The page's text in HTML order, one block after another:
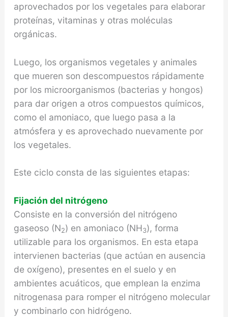
aprovechados por los vegetales para elaborar
proteínas, vitaminas y otras moléculas
orgánicas.
Luego, los organismos vegetales y animales
que mueren son descompuestos rápidamente
por los microorganismos (bacterias y hongos)
para dar origen a otros compuestos químicos,
como el amoniaco, que luego pasa a la
atmósfera y es aprovechado nuevamente por
los vegetales.
Este ciclo consta de las siguientes etapas:
Fijación del nitrógeno
Consiste en la conversión del nitrógeno
gaseoso (N2) en amoniaco (NH3), forma
utilizable para los organismos. En esta etapa
intervienen bacterias (que actúan en ausencia
de oxígeno), presentes en el suelo y en
ambientes acuáticos, que emplean la enzima
nitrogenasa para romper el nitrógeno molecular
y combinarlo con hidrógeno.